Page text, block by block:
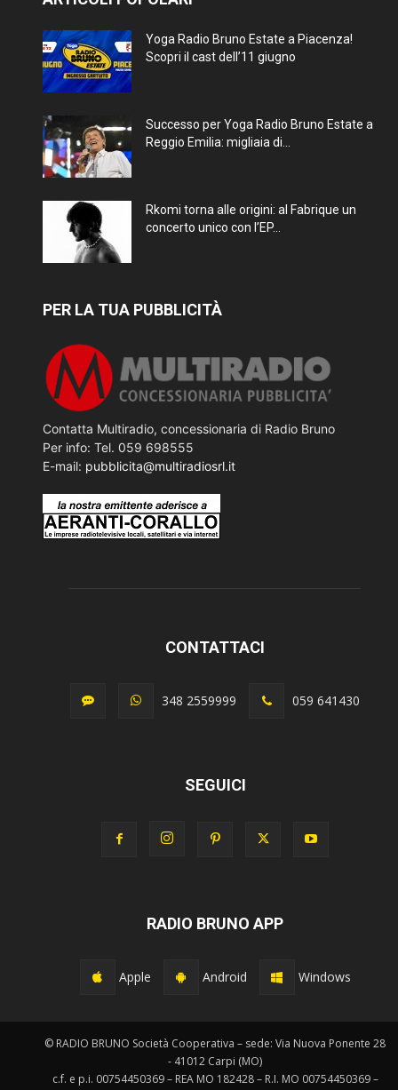
Yoga Radio Bruno Estate a Piacenza!
Scopri il cast dell’11 giugno
Successo per Yoga Radio Bruno Estate a
Reggio Emilia: migliaia di...
Rkomi torna alle origini: al Fabrique un
concerto unico con l’EP...
PER LA TUA PUBBLICITÀ
Contatta Multiradio, concessionaria di Radio Bruno
Per info: Tel. 059 698555
E-mail: pubblicita@multiradiosrl.it
CONTATTACI
348 2559999 059 641430
SEGUICI
RADIO BRUNO APP
Apple Android Windows
© RADIO BRUNO Società Cooperativa – sede: Via Nuova Ponente 28
- 41012 Carpi (MO)
c.f. e p.i. 00754450369 – REA MO 182428 – R.I. MO 00754450369 –